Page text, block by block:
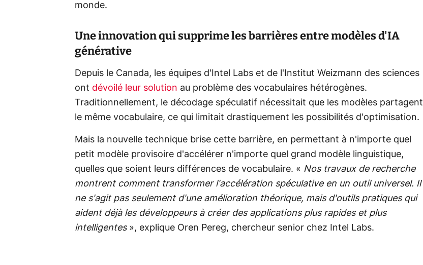
monde.
Une innovation qui supprime les barrières entre modèles d'IA
générative
Depuis le Canada, les équipes d'Intel Labs et de l'Institut Weizmann des sciences
ont dévoilé leur solution au problème des vocabulaires hétérogènes.
Traditionnellement, le décodage spéculatif nécessitait que les modèles partagent
le même vocabulaire, ce qui limitait drastiquement les possibilités d'optimisation.
Mais la nouvelle technique brise cette barrière, en permettant à n'importe quel
petit modèle provisoire d'accélérer n'importe quel grand modèle linguistique,
quelles que soient leurs différences de vocabulaire. « Nos travaux de recherche
montrent comment transformer l'accélération spéculative en un outil universel. Il
ne s'agit pas seulement d'une amélioration théorique, mais d'outils pratiques qui
aident déjà les développeurs à créer des applications plus rapides et plus
intelligentes», explique Oren Pereg, chercheur senior chez Intel Labs.